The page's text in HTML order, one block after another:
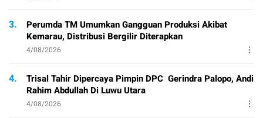
3.
Perumda TM Umumkan Gangguan Produksi Akibat
Kemarau, Distribusi Bergilir Diterapkan
4/08/2026
4.
Trisal Tahir Dipercaya Pimpin DPC Gerindra Palopo, Andi
Rahim Abdullah Di Luwu Utara
4/08/2026